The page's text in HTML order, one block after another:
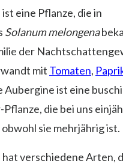
eine Pflanze, die in
Solanum melongena
der
mit Tomaten,
ist eine
die bei uns
sie mehrjährig ist.
verschiedene Arten,